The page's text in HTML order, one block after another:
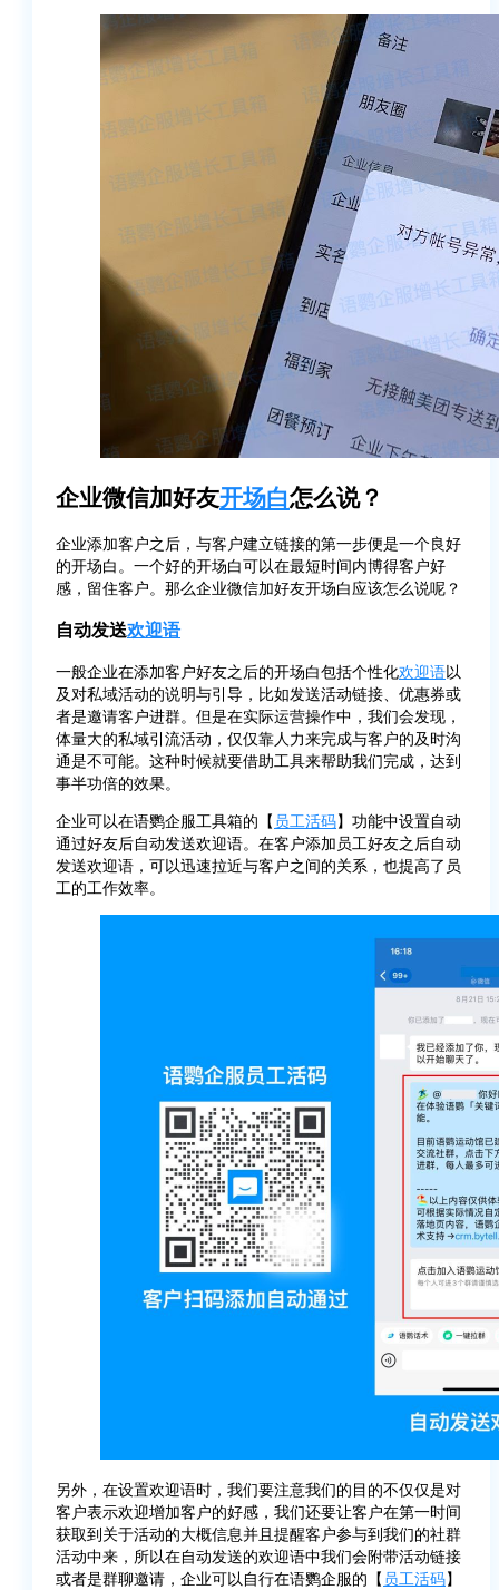
企业微信加好友开场白怎么说？
企业添加客户之后，与客户建立链接的第一步便是一个良好
的开场白。一个好的开场白可以在最短时间内博得客户好
感，留住客户。那么企业微信加好友开场白应该怎么说呢？
自动发送欢迎语
一般企业在添加客户好友之后的开场白包括个性化欢迎语以
及对私域活动的说明与引导，比如发送活动链接、优惠券或
者是邀请客户进群。但是在实际运营操作中，我们会发现，
体量大的私域引流活动，仅仅靠人力来完成与客户的及时沟
通是不可能。这种时候就要借助工具来帮助我们完成，达到
事半功倍的效果。
企业可以在语鹦企服工具箱的【 员工活码】功能中设置自动
通过好友后自动发送欢迎语。在客户添加员工好友之后自动
发送欢迎语，可以迅速拉近与客户之间的关系，也提高了员
工的工作效率。
另外，在设置欢迎语时，我们要注意我们的目的不仅仅是对
客户表示欢迎增加客户的好感，我们还要让客户在第一时间
获取到关于活动的大概信息并且提醒客户参与到我们的社群
活动中来，所以在自动发送的欢迎语中我们会附带活动链接
或者是群聊邀请，企业可以自行在语鹦企服的【 员工活码】